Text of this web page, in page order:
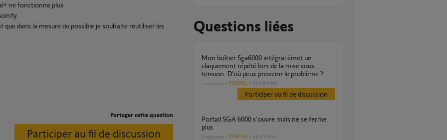
ne fonctionne plus.
dans la mesure du possible je souhaite réutiliser les
Partager cette question
Participer au fil de discussion
Questions liées
Mon boîtier Sga6000 intégral émet un
claquement répété lors de la mise sous
tension. D’où peux provenir le problème ?
2 réponses PORTAIL il y a 8 mois
Participer au fil de discussion
Portail SGA 6000 s'ouvre mais ne se ferme
plus
2 réponses PORTAIL il y a 5 mois